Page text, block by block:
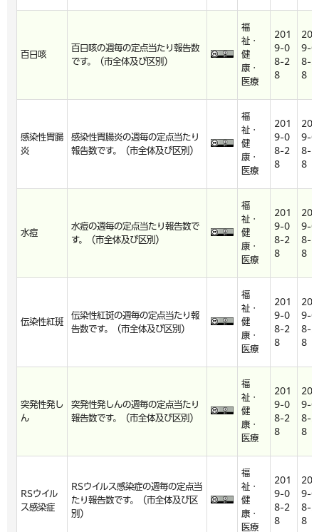
百日咳
百日咳の週毎の定点当たり報告数
です。（市全体及び区別）
福
祉・
健
康・
医療
201
9-0
8-2
8
201
9-0
8-2
8
感染性胃腸
炎
感染性胃腸炎の週毎の定点当たり
報告数です。（市全体及び区別）
福
祉・
健
康・
医療
201
9-0
8-2
8
201
9-0
8-2
8
水痘
水痘の週毎の定点当たり報告数で
す。（市全体及び区別）
福
祉・
健
康・
医療
201
9-0
8-2
8
201
9-0
8-2
8
伝染性紅斑
伝染性紅斑の週毎の定点当たり報
告数です。（市全体及び区別）
福
祉・
健
康・
医療
201
9-0
8-2
8
201
9-0
8-2
8
突発性発し
ん
突発性発しんの週毎の定点当たり
報告数です。（市全体及び区別）
福
祉・
健
康・
医療
201
9-0
8-2
8
201
9-0
8-2
8
RSウイル
ス感染症
RSウイルス感染症の週毎の定点当
たり報告数です。（市全体及び区
別）
福
祉・
健
康・
医療
201
9-0
8-2
8
201
9-0
8-2
8